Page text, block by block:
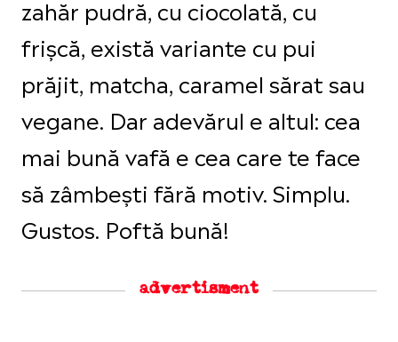
zahăr pudră, cu ciocolată, cu
frișcă, există variante cu pui
prăjit, matcha, caramel sărat sau
vegane. Dar adevărul e altul: cea
mai bună vafă e cea care te face
să zâmbești fără motiv. Simplu.
Gustos. Poftă bună!
advertisment